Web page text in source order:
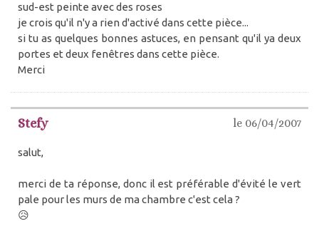
sud-est peinte avec des roses
je crois qu'il n'y a rien d'activé dans cette pièce...
si tu as quelques bonnes astuces, en pensant qu'il ya deux
portes et deux fenêtres dans cette pièce.
Merci
Stefy le 06/04/2007
salut,
merci de ta réponse, donc il est préférable d'évité le vert
pale pour les murs de ma chambre c'est cela ?
😥